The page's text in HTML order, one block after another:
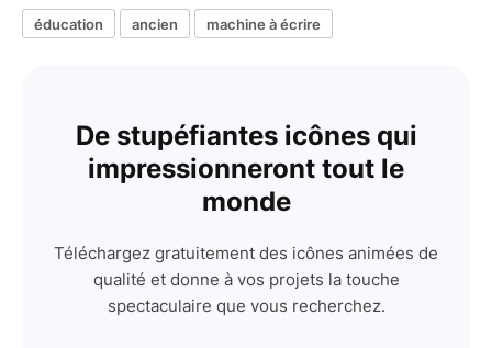
éducation ancien machine à écrire
De stupéfiantes icônes qui
impressionneront tout le
monde
Téléchargez gratuitement des icônes animées de
qualité et donne à vos projets la touche
spectaculaire que vous recherchez.